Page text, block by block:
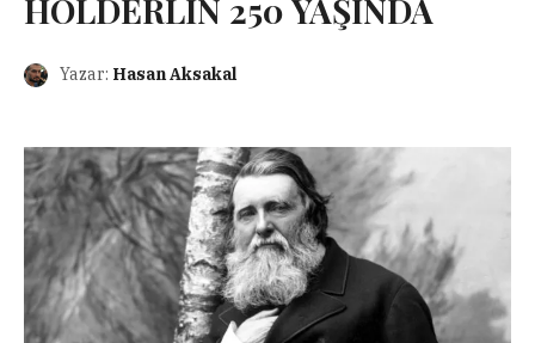
HOLDERLIN 250 YAŞINDA
Yazar: Hasan Aksakal